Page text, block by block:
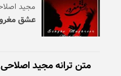
مجید
عشق
متن ترانه مجید اصلاحی